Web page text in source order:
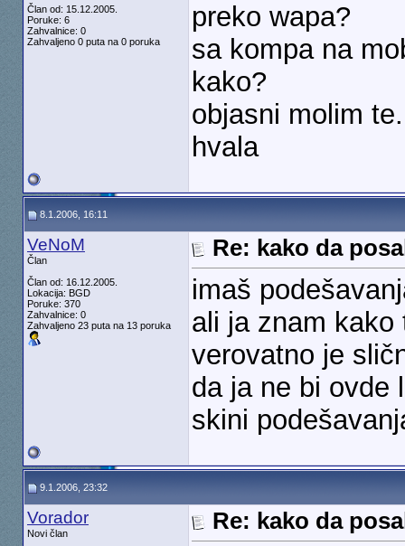
Član od: 15.12.2005.
Poruke: 6
Zahvalnice: 0
Zahvaljeno 0 puta na 0 poruka
preko wapa?
sa kompa na
kako?
objasni molim
hvala
8.1.2006, 16:11
VeNoM
Član
Član od: 16.12.2005.
Lokacija: BGD
Poruke: 370
Zahvalnice: 0
Zahvaljeno 23 puta na 13 poruka
Re: kako da
imaš
ali ja znam
verovatno je
da ja ne bi ovde
skini
9.1.2006, 23:32
Vorador
Novi član
Re: kako da